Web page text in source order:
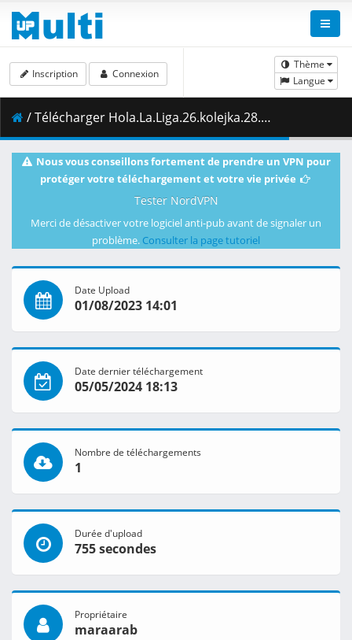
Thème
Langue
Inscription Connexion
/ Télécharger Hola.La.Liga.26.kolejka.28.02.2022.1080i.PL.HDTV.maraarab.ts ( 2.66 GB )
Nous vous conseillons fortement de prendre un VPN pour
protéger votre téléchargement et votre vie privée
Tester NordVPN
Merci de désactiver votre logiciel anti-pub avant de signaler un
problème. Consulter la page tutoriel
Date Upload
01/08/2023 14:01
Date dernier téléchargement
05/05/2024 18:13
Nombre de téléchargements
1
Durée d'upload
755 secondes
Propriétaire
maraarab